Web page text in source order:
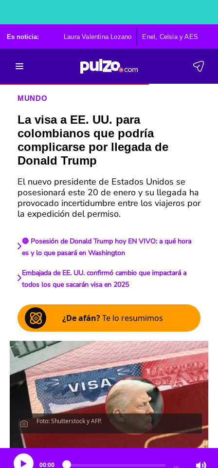
Es noticia: Laura Valentina Lozano Enel, Celsia y AES
MUNDO
La visa a EE. UU. para
colombianos que podría
complicarse por llegada de
Donald Trump
El nuevo presidente de Estados Unidos se
posesionará este 20 de enero y su llegada ha
provocado incertidumbre entre los viajeros por
la expedición del permiso.
🔴 Posesión de Donald Trump hoy EN VIVO: a qué hora
es y lo que pasará en Washington
Embajada de EE. UU. confirmó cambio que impactará a
todos los que sacarán visa en 2025
¿De afán?Te lo resumimos
Foto: Shutterstock y AFP.
Escucha el artículo
00:00 …